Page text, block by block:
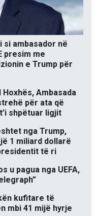
si ambasador në
presim me
e Trump për
Ambasada
për ata që
shpëtuar ligjit
nga Trump,
1 miliard dollarë
të ri
u pagua nga UEFA,
kufitare të
mbi 41 mijë hyrje